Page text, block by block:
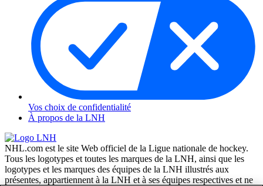
Vos choix de confidentialité
À propos de la LNH
NHL.com est le site Web officiel de la Ligue nationale de hockey.
Tous les logotypes et toutes les marques de la LNH, ainsi que les
logotypes et les marques des équipes de la LNH illustrés aux
présentes, appartiennent à la LNH et à ses équipes respectives et ne